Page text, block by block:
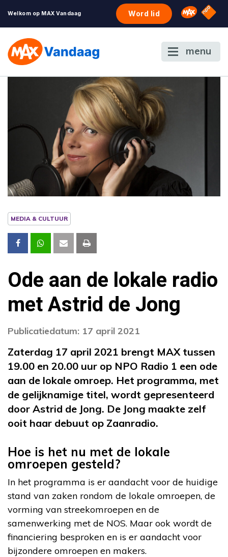
Welkom op MAX Vandaag Word lid Omroep
NPO
menu
MEDIA & CULTUUR
Ode aan de lokale radio
met Astrid de Jong
Publicatiedatum: 17 april 2021
Zaterdag 17 april 2021 brengt MAX tussen
19.00 en 20.00 uur op NPO Radio 1 een ode
aan de lokale omroep. Het programma, met
de gelijknamige titel, wordt gepresenteerd
door Astrid de Jong. De Jong maakte zelf
ooit haar debuut op Zaanradio.
Hoe is het nu met de lokale
omroepen gesteld?
In het programma is er aandacht voor de huidige
stand van zaken rondom de lokale omroepen, de
vorming van streekomroepen en de
samenwerking met de NOS. Maar ook wordt de
financiering besproken en is er aandacht voor
bijzondere omroepen en makers.